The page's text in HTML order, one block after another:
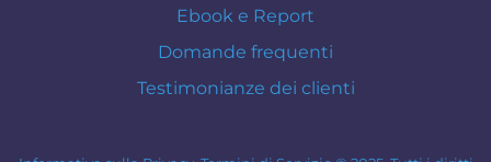
Ebook e Report
Domande frequenti
Testimonianze dei clienti